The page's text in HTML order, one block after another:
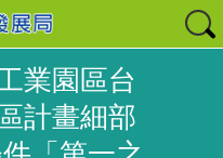
業園區台
計畫細部